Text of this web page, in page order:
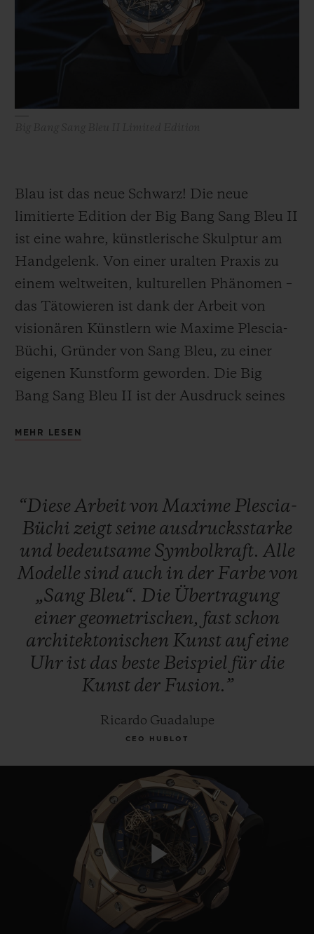
Blau ist das neue Schwarz! Die neue
limitierte Edition der Big Bang Sang Bleu II
ist eine wahre, künstlerische Skulptur am
Handgelenk. Von einer uralten Praxis zu
einem weltweiten, kulturellen Phänomen –
das Tätowieren ist dank der Arbeit von
visionären Künstlern wie Maxime Plescia-
Büchi, Gründer von Sang Bleu, zu einer
eigenen Kunstform geworden. Die Big
Bang Sang Bleu II ist der Ausdruck seines
und Dimensionalität umgesetzt in Form
lässt … ein Verschmelzen verschiedener
Konzepte, um eine einzigartige, zeitlose
Uhr zu kreieren, welche durch die Expertise
von Hublot mit Materialien, zum Leben
erweckt wurde.
MEHR LESEN
“Diese Arbeitvon Maxime Plescia-
Büchi zeigtseine ausdrucksstarke
und bedeutsame Symbolkraft. Alle
Modelle sind auch in der Farbe von
„Sang Bleu“. Die Übertragung
einer geometrischen, fastschon
architektonischen Kunst aufeine
Uhr ist das beste Beispiel für die
Kunst der Fusion.”
Ricardo Guadalupe
CEO HUBLOT
Play
BIG BANG
PEACH CERAMIC
VORAUSSICHTLICHE LIEFERZEIT
SICHERE BEZAHLUNG
GESCHENKBEUTEL
EINE BOUTIQUE FINDEN